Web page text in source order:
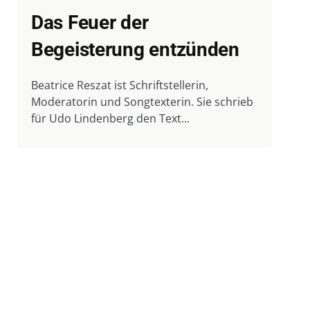
Das Feuer der
Begeisterung entzünden
Beatrice Reszat ist Schriftstellerin,
Moderatorin und Songtexterin. Sie schrieb
für Udo Lindenberg den Text...